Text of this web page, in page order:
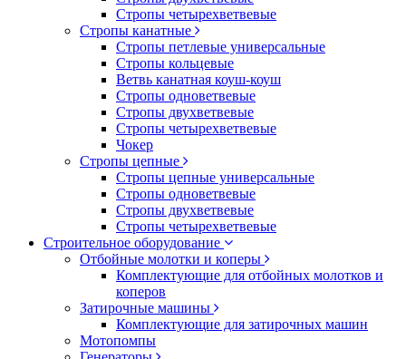
Стропы четырехветвевые
Стропы канатные
Стропы петлевые универсальные
Стропы кольцевые
Ветвь канатная коуш-коуш
Стропы одноветвевые
Стропы двухветвевые
Стропы четырехветвевые
Чокер
Стропы цепные
Стропы цепные универсальные
Стропы одноветвевые
Стропы двухветвевые
Стропы четырехветвевые
Строительное оборудование
Отбойные молотки и коперы
Комплектующие для отбойных молотков и
коперов
Затирочные машины
Комплектующие для затирочных машин
Мотопомпы